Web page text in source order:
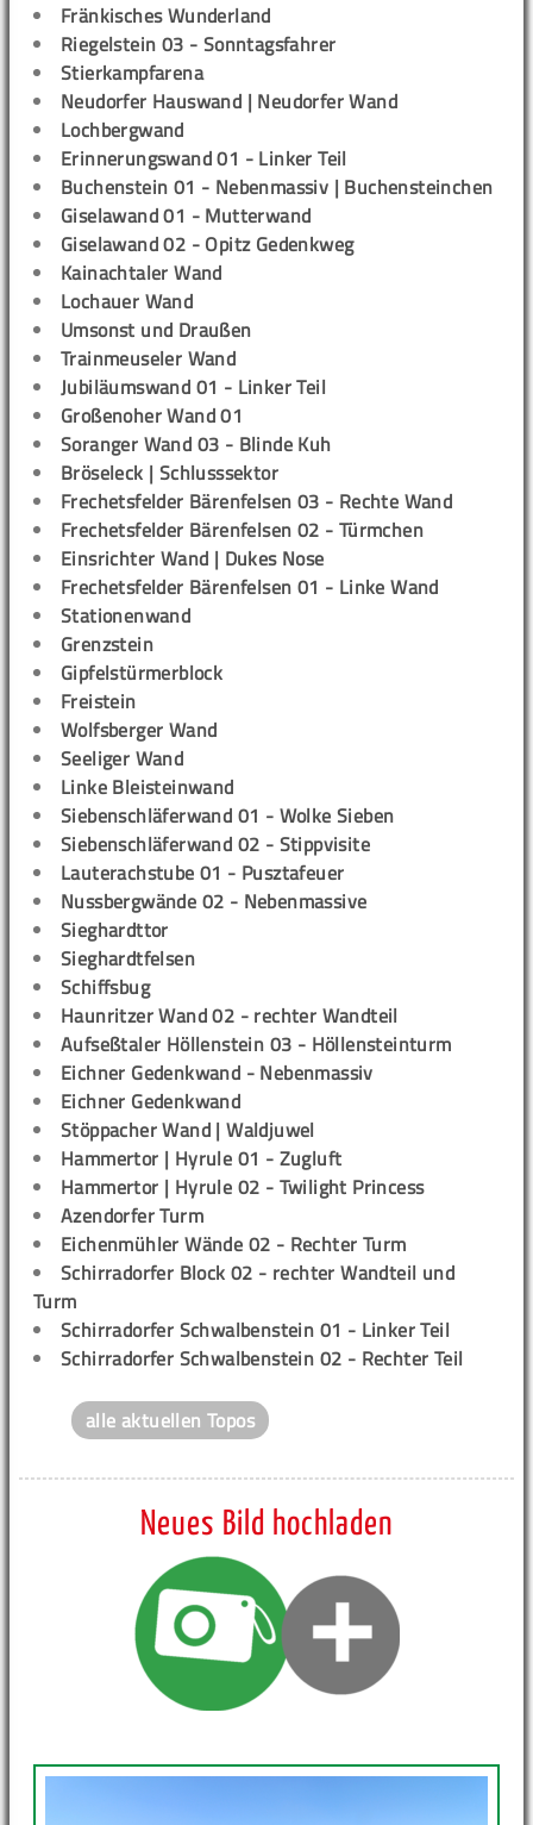
Fränkisches Wunderland
Riegelstein 03 - Sonntagsfahrer
Stierkampfarena
Neudorfer Hauswand | Neudorfer Wand
Lochbergwand
Erinnerungswand 01 - Linker Teil
Buchenstein 01 - Nebenmassiv | Buchensteinchen
Giselawand 01 - Mutterwand
Giselawand 02 - Opitz Gedenkweg
Kainachtaler Wand
Lochauer Wand
Umsonst und Draußen
Trainmeuseler Wand
Jubiläumswand 01 - Linker Teil
Großenoher Wand 01
Soranger Wand 03 - Blinde Kuh
Bröseleck | Schlusssektor
Frechetsfelder Bärenfelsen 03 - Rechte Wand
Frechetsfelder Bärenfelsen 02 - Türmchen
Einsrichter Wand | Dukes Nose
Frechetsfelder Bärenfelsen 01 - Linke Wand
Stationenwand
Grenzstein
Gipfelstürmerblock
Freistein
Wolfsberger Wand
Seeliger Wand
Linke Bleisteinwand
Siebenschläferwand 01 - Wolke Sieben
Siebenschläferwand 02 - Stippvisite
Lauterachstube 01 - Pusztafeuer
Nussbergwände 02 - Nebenmassive
Sieghardttor
Sieghardtfelsen
Schiffsbug
Haunritzer Wand 02 - rechter Wandteil
Aufseßtaler Höllenstein 03 - Höllensteinturm
Eichner Gedenkwand - Nebenmassiv
Eichner Gedenkwand
Stöppacher Wand | Waldjuwel
Hammertor | Hyrule 01 - Zugluft
Hammertor | Hyrule 02 - Twilight Princess
Azendorfer Turm
Eichenmühler Wände 02 - Rechter Turm
Schirradorfer Block 02 - rechter Wandteil und
Turm
Schirradorfer Schwalbenstein 01 - Linker Teil
Schirradorfer Schwalbenstein 02 - Rechter Teil
alle aktuellen Topos
Neues Bild hochladen